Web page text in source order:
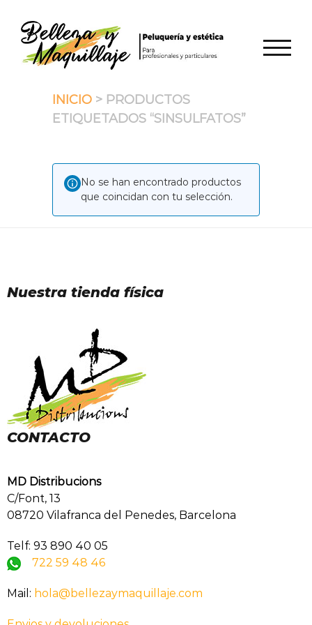
contenido
INICIO > PRODUCTOS
ETIQUETADOS “SINSULFATOS”
No se han encontrado productos
que coincidan con tu selección.
Nuestra tienda física
CONTACTO
MD Distribucions
C/Font, 13
08720 Vilafranca del Penedes, Barcelona
Telf: 93 890 40 05
722 59 48 46
Mail: hola@bellezaymaquillaje.com